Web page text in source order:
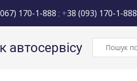
170-1-888 ; +38 (093) 170-1-888
автосервісу